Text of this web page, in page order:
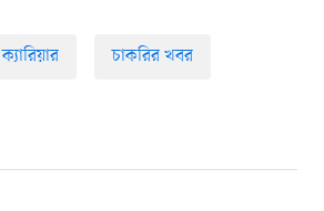
ক্যারিয়ার চাকরির খবর